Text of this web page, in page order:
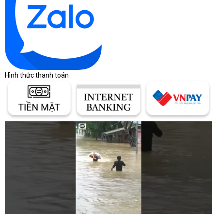
Tương thích rộng, dễ tích hợp hệ thống doanh nghiệp
Máy hỗ trợ đầy đủ:
Trình điều khiển TWAIN & ISIS – tương thích với hàng
trăm phần mềm scan
Hoạt động tốt trên Windows và nhiều ứng dụng
quản lý tài liệu
Kết nối USB 2.0 đơn giản, ổn định
Công nghệ xử lý ảnh PaperStream củaRicoh
giản, dễ dùng cho nhân viên văn phòng không chuyên CNTT.
Mua máy scan RICOH SP-1425 chính hãng tại Máy Tính CDC
Nếu doanh nghiệp bạn cần một chiếc máy scan:
Quét nhanh – hai mặt – ổn định
Hình thức thanh toán